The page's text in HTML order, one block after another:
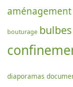
aménagement
bouturage bulbes
diaporamas